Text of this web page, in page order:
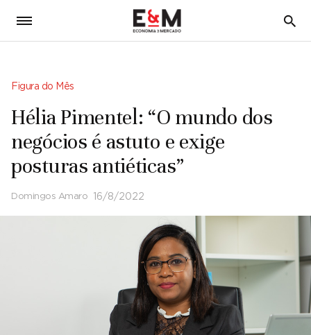
5
Figura do Mês
Hélia Pimentel: “O mundo dos
negócios é astuto e exige
posturas antiéticas”
Domingos Amaro 16/8/2022